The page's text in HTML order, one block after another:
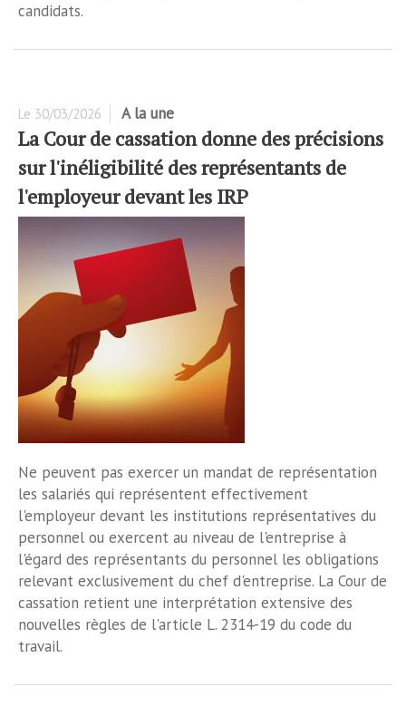
candidats.
Le 30/03/2026 A la une
La Cour de cassation donne des précisions
sur l'inéligibilité des représentants de
l'employeur devant les IRP
Ne peuvent pas exercer un mandat de représentation
les salariés qui représentent effectivement
l'employeur devant les institutions représentatives du
personnel ou exercent au niveau de l'entreprise à
l'égard des représentants du personnel les obligations
relevant exclusivement du chef d'entreprise. La Cour de
cassation retient une interprétation extensive des
nouvelles règles de l'article L. 2314-19 du code du
travail.